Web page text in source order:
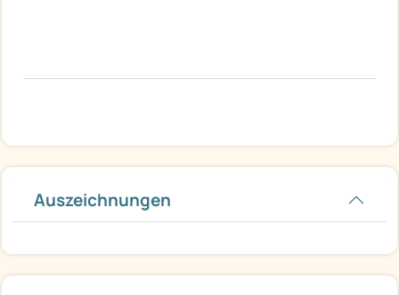
Auszeichnungen